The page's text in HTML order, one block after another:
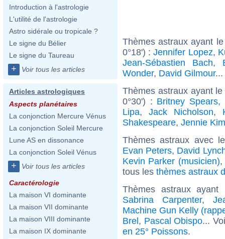
Introduction à l'astrologie
L'utilité de l'astrologie
Astro sidérale ou tropicale ?
Le signe du Bélier
Le signe du Taureau
+ Voir tous les articles
Articles astrologiques
Aspects planétaires
La conjonction Mercure Vénus
La conjonction Soleil Mercure
Lune AS en dissonance
La conjonction Soleil Vénus
+ Voir tous les articles
Caractérologie
La maison VI dominante
La maison VII dominante
La maison VIII dominante
La maison IX dominante
Thèmes astraux ayant
0°18') :Jennifer Lopez,
Jean-Sébastien Bach,
Wonder, David Gilmour
Thèmes astraux ayant
0°30') : Britney Spears,
Lipa,Jack Nicholson,
Shakespeare, Jennie Kim
Thèmes astraux avec
Evan Peters, David
Kevin Parker (musicien)
tous les thèmes astraux
Thèmes astraux
Sabrina Carpenter,
Machine Gun Kelly
Brel, Pascal Obispo...
en 25° Poissons.